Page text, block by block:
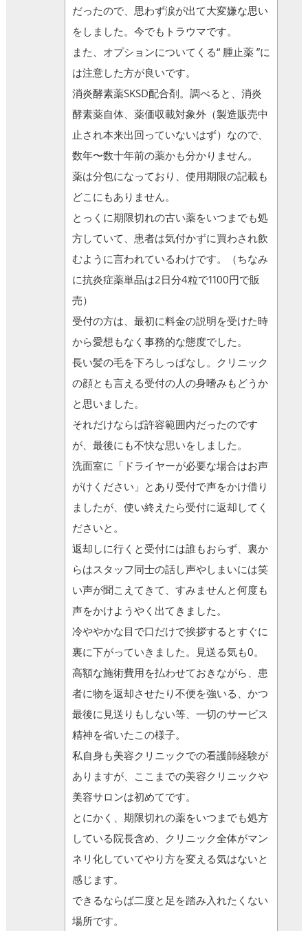
だったので、思わず涙が出て大変嫌な思い
をしました。今でもトラウマです。
また、オプションについてくる“ 腫止薬 ”に
は注意した方が良いです。
消炎酵素薬SKSD配合剤。調べると、消炎
酵素薬自体、薬価収載対象外（製造販売中
止され本来出回っていないはず）なので、
数年〜数十年前の薬かも分かりません。
薬は分包になっており、使用期限の記載も
どこにもありません。
とっくに期限切れの古い薬をいつまでも処
方していて、患者は気付かずに買わされ飲
むように言われているわけです。（ちなみ
に抗炎症薬単品は2日分4粒で1100円で販
売）
受付の方は、最初に料金の説明を受けた時
から愛想もなく事務的な態度でした。
長い髪の毛を下ろしっぱなし。クリニック
の顔とも言える受付の人の身嗜みもどうか
と思いました。
それだけならば許容範囲内だったのです
が、最後にも不快な思いをしました。
洗面室に「ドライヤーが必要な場合はお声
がけください」とあり受付で声をかけ借り
ましたが、使い終えたら受付に返却してく
ださいと。
返却しに行くと受付には誰もおらず、裏か
らはスタッフ同士の話し声やしまいには笑
い声が聞こえてきて、すみませんと何度も
声をかけようやく出てきました。
冷ややかな目で口だけで挨拶するとすぐに
裏に下がっていきました。見送る気も0。
高額な施術費用を払わせておきながら、患
者に物を返却させたり不便を強いる、かつ
最後に見送りもしない等、一切のサービス
精神を省いたこの様子。
私自身も美容クリニックでの看護師経験が
ありますが、ここまでの美容クリニックや
美容サロンは初めてです。
とにかく、期限切れの薬をいつまでも処方
している院長含め、クリニック全体がマン
ネリ化していてやり方を変える気はないと
感じます。
できるならば二度と足を踏み入れたくない
場所です。